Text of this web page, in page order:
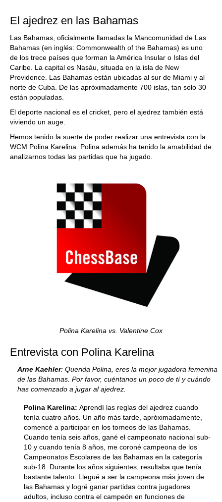
El ajedrez en las Bahamas
Las Bahamas, oficialmente llamadas la Mancomunidad de Las
Bahamas (en inglés: Commonwealth of the Bahamas) es uno
de los trece países que forman la América Insular o Islas del
Caribe. La capital es Nasáu, situada en la isla de New
Providence. Las Bahamas están ubicadas al sur de Miami y al
norte de Cuba. De las apróximadamente 700 islas, tan solo 30
están populadas.
El deporte nacional es el cricket, pero el ajedrez también está
viviendo un auge.
Hemos tenido la suerte de poder realizar una entrevista con la
WCM Polina Karelina. Polina además ha tenido la amabilidad de
analizarnos todas las partidas que ha jugado.
Polina Karelina vs. Valentine Cox
Entrevista con Polina Karelina
Arne Kaehler: Querida Polina, eres la mejor jugadora femenina
de las Bahamas. Por favor, cuéntanos un poco de tí y cuándo
has comenzado a jugar al ajedrez.
Polina Karelina: Aprendí las reglas del ajedrez cuando
tenía cuatro años. Un año más tarde, apróximadamente,
comencé a participar en los torneos de las Bahamas.
Cuando tenía seis años, gané el campeonato nacional sub-
10 y cuando tenía 8 años, me coroné campeona de los
Campeonatos Escolares de las Bahamas en la categoría
sub-18. Durante los años siguientes, resultaba que tenía
bastante talento. Llegué a ser la campeona más joven de
las Bahamas y logré ganar partidas contra jugadores
adultos, incluso contra el campeón en funciones de